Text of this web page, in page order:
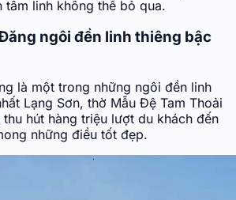
tâm linh không thể bỏ qua.
ngôi đền linh thiêng bậc
là một trong những ngôi đền linh
Lạng Sơn, thờ Mẫu Đệ Tam Thoải
hút hàng triệu lượt du khách đến
những điều tốt đẹp.